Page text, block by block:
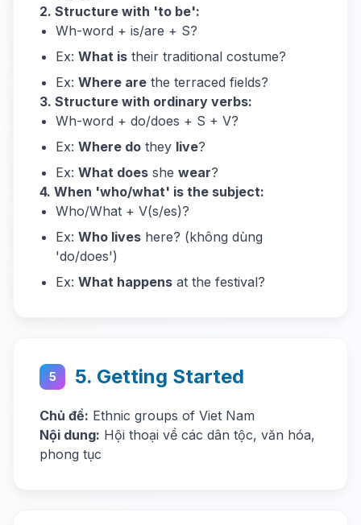
2. Structure with 'to be':
Wh-word + is/are + S?
Ex: What is their traditional costume?
Ex: Where are the terraced fields?
3. Structure with ordinary verbs:
Wh-word + do/does + S + V?
Ex: Where do they live?
Ex: What does she wear?
4. When 'who/what' is the subject:
Who/What + V(s/es)?
Ex: Who lives here? (không dùng
'do/does')
Ex: What happens at the festival?
5 5. Getting Started
Chủ đề: Ethnic groups of Viet Nam
Nội dung: Hội thoại về các dân tộc, văn hóa,
phong tục